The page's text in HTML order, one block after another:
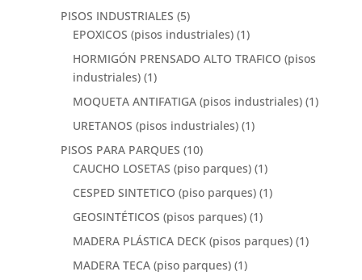
PISOS INDUSTRIALES (5)
EPOXICOS (pisos industriales) (1)
HORMIGÓN PRENSADO ALTO TRAFICO (pisos
industriales) (1)
MOQUETA ANTIFATIGA (pisos industriales) (1)
URETANOS (pisos industriales) (1)
PISOS PARA PARQUES (10)
CAUCHO LOSETAS (piso parques) (1)
CESPED SINTETICO (piso parques) (1)
GEOSINTÉTICOS (pisos parques) (1)
MADERA PLÁSTICA DECK (pisos parques) (1)
MADERA TECA (piso parques) (1)